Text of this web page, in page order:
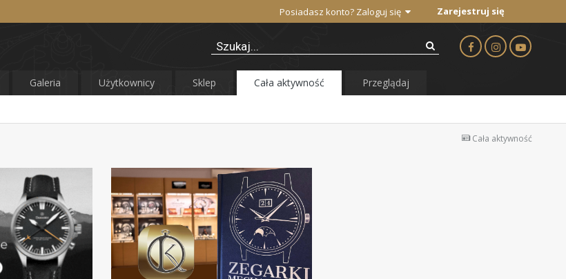
Posiadasz konto? Zaloguj się Zarejestruj się
Galeria Użytkownicy Sklep Cała aktywność Przeglądaj
Cała aktywność